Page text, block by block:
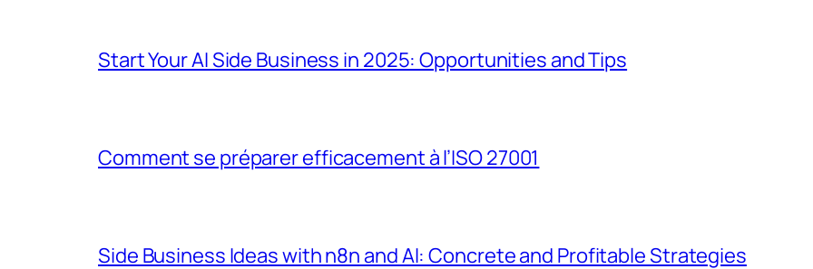
Start Your AI Side Business in 2025: Opportunities and Tips
Comment se préparer efficacement à l’ISO 27001
Side Business Ideas with n8n and AI: Concrete and Profitable Strategies